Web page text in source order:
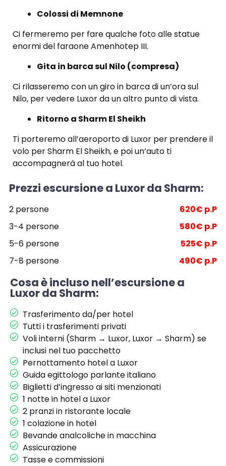
Colossi di Memnone
Ci fermeremo per fare qualche foto alle statue
enormi del faraone Amenhotep III.
Gita in barca sul Nilo (compresa)
Ci rilasseremo con un giro in barca di un’ora sul
Nilo, per vedere Luxor da un altro punto di vista.
Ritorno a Sharm El Sheikh
Ti porteremo all’aeroporto di Luxor per prendere il
volo per Sharm El Sheikh, e poi un’auto ti
accompagnerà al tuo hotel.
Prezzi escursione a Luxor da Sharm:
2 persone
620€ p.P
3-4 persone
580€ p.P
5-6 persone
525€ p.P
7-8 persone
490€ p.P
Cosa è incluso nell’escursione a
Luxor da Sharm:
Trasferimento da/per hotel
Tutti i trasferimenti privati
Voli interni (Sharm → Luxor, Luxor → Sharm) se
inclusi nel tuo pacchetto
Pernottamento hotel a Luxor
Guida egittologo parlante italiano
Biglietti d’ingresso ai siti menzionati
1 notte in hotel a Luxor
2 pranzi in ristorante locale
1 colazione in hotel
Bevande analcoliche in macchina
Assicurazione
Tasse e commissioni